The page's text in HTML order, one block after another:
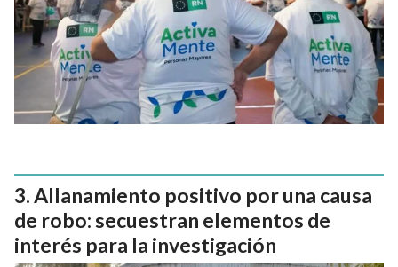
Allanamiento positivo por una causa
de robo: secuestran elementos de
interés para la investigación